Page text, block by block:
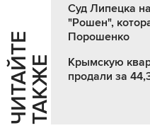
Ч
И
Т
АЙ
Т
Е
Т
А
К
ЖЕ
Суд Липецка
"Рошен",
Порошенко
Крымскую
продали за